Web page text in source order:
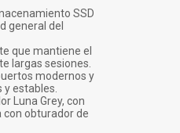
SSD
general del
que mantiene el
largas sesiones.
modernos y
y estables.
Luna Grey, con
obturador de